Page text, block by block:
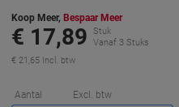
Koop Meer, Bespaar Meer
€ 17,89
Stuk
Vanaf 3 Stuks
€ 21,65 Incl. btw
Aantal Excl. btw